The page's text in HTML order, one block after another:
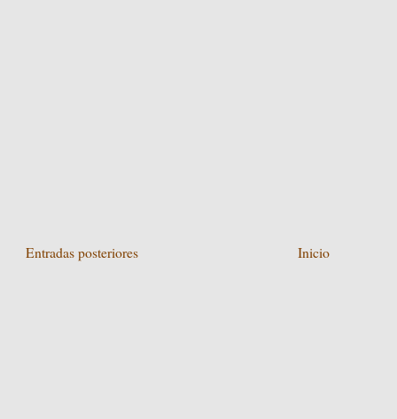
Entradas posteriores Inicio